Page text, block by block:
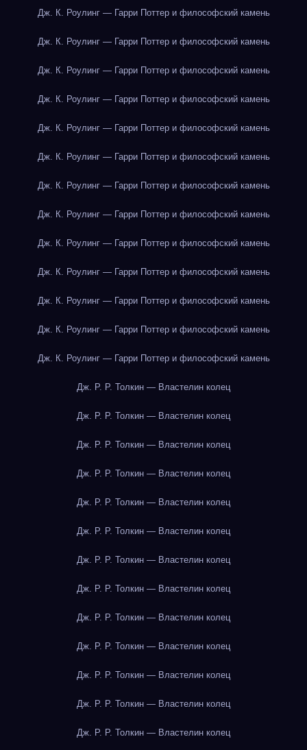
Дж. К. Роулинг — Гарри Поттер и философский камень
Дж. К. Роулинг — Гарри Поттер и философский камень
Дж. К. Роулинг — Гарри Поттер и философский камень
Дж. К. Роулинг — Гарри Поттер и философский камень
Дж. К. Роулинг — Гарри Поттер и философский камень
Дж. К. Роулинг — Гарри Поттер и философский камень
Дж. К. Роулинг — Гарри Поттер и философский камень
Дж. К. Роулинг — Гарри Поттер и философский камень
Дж. К. Роулинг — Гарри Поттер и философский камень
Дж. К. Роулинг — Гарри Поттер и философский камень
Дж. К. Роулинг — Гарри Поттер и философский камень
Дж. К. Роулинг — Гарри Поттер и философский камень
Дж. К. Роулинг — Гарри Поттер и философский камень
Дж. Р. Р. Толкин — Властелин колец
Дж. Р. Р. Толкин — Властелин колец
Дж. Р. Р. Толкин — Властелин колец
Дж. Р. Р. Толкин — Властелин колец
Дж. Р. Р. Толкин — Властелин колец
Дж. Р. Р. Толкин — Властелин колец
Дж. Р. Р. Толкин — Властелин колец
Дж. Р. Р. Толкин — Властелин колец
Дж. Р. Р. Толкин — Властелин колец
Дж. Р. Р. Толкин — Властелин колец
Дж. Р. Р. Толкин — Властелин колец
Дж. Р. Р. Толкин — Властелин колец
Дж. Р. Р. Толкин — Властелин колец